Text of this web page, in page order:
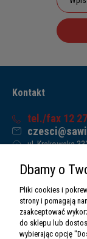
Kontakt
tel./fax 12
ul. Krakowska
Sawim Group
NIP: 5130284470
REGON:
Dbamy o
Pliki cookies i
strony i pomagają
zaakceptować
do sklepu lub
wybierając opcję